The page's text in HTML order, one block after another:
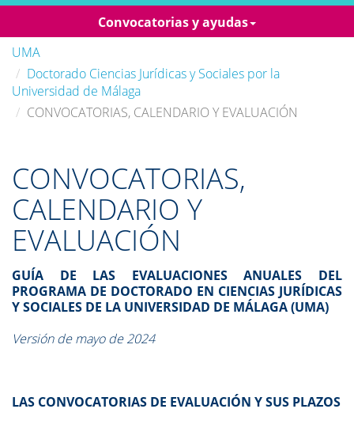
Convocatorias y ayudas
UMA
Doctorado Ciencias Jurídicas y Sociales por la
Universidad de Málaga
CONVOCATORIAS, CALENDARIO Y EVALUACIÓN
CONVOCATORIAS,
CALENDARIO Y
EVALUACIÓN
GUÍA DE LAS EVALUACIONES ANUALES DEL
PROGRAMA DE DOCTORADO EN CIENCIAS JURÍDICAS
Y SOCIALES DE LA UNIVERSIDAD DE MÁLAGA (UMA)
Versión de mayo de 2024
LAS CONVOCATORIAS DE EVALUACIÓN Y SUS PLAZOS